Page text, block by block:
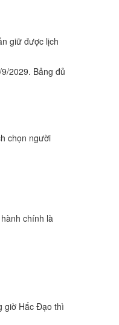
giữ được lịch
2029. Bảng đủ
chọn người
chính là
giờ Hắc Đạo thì